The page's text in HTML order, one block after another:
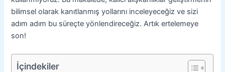
bilimsel olarak kanıtlanmış yollarını inceleyeceğiz ve sizi
adım adım bu süreçte yönlendireceğiz. Artık ertelemeye
son!
İçindekiler